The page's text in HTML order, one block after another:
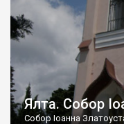
Ялта. Собор
Собор Іоанна